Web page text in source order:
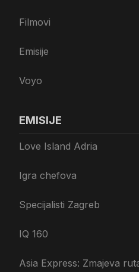
Filmovi
Emisije
Voyo
EMISIJE
Love Island Adria
Igra chefova
Specijalisti Zagreb
IQ 160
Asia Express: Zmajeva